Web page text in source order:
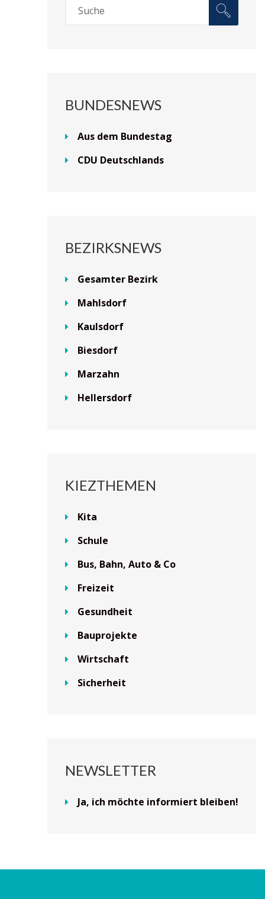
BUNDESNEWS
Aus dem Bundestag
CDU Deutschlands
BEZIRKSNEWS
Gesamter Bezirk
Mahlsdorf
Kaulsdorf
Biesdorf
Marzahn
Hellersdorf
KIEZTHEMEN
Kita
Schule
Bus, Bahn, Auto & Co
Freizeit
Gesundheit
Bauprojekte
Wirtschaft
Sicherheit
NEWSLETTER
Ja, ich möchte informiert bleiben!